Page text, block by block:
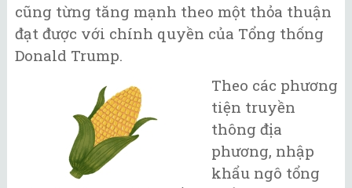
cũng từng tăng mạnh theo một thỏa thuận
đạt được với chính quyền của Tổng thống
Donald Trump.
Theo các phương
tiện truyền
thông địa
phương, nhập
khẩu ngô tổng